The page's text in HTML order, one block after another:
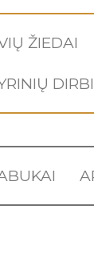
ŽIEDAI